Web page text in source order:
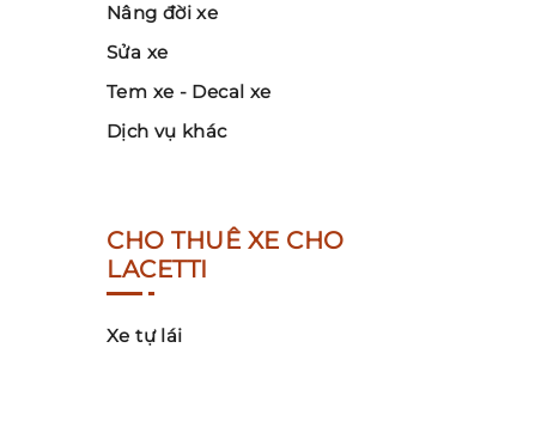
Nâng đời xe
Sửa xe
Tem xe - Decal xe
Dịch vụ khác
CHO THUÊ XE CHO
LACETTI
Xe tự lái